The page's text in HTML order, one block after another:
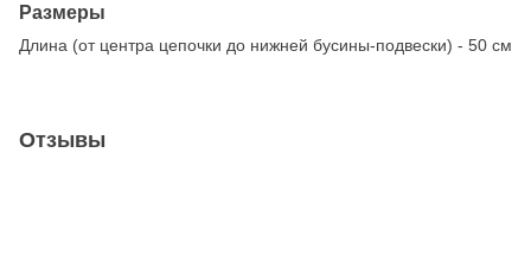
Размеры
Длина (от центра цепочки до нижней бусины-подвески) - 50 см
Отзывы